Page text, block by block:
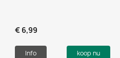
€ 6,99
Info koop nu